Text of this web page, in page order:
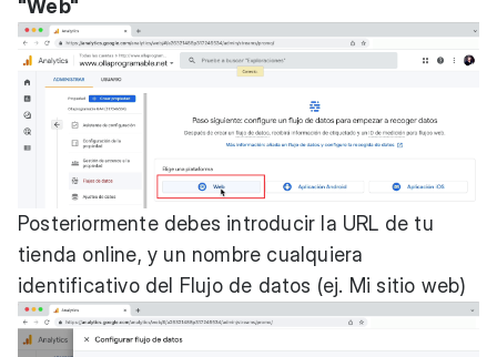
"Web"
Posteriormente debes introducir la URL de tu
tienda online, y un nombre cualquiera
identificativo del Flujo de datos (ej. Mi sitio web)